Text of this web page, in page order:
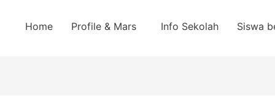
Home Profile & Mars Info Sekolah Siswa